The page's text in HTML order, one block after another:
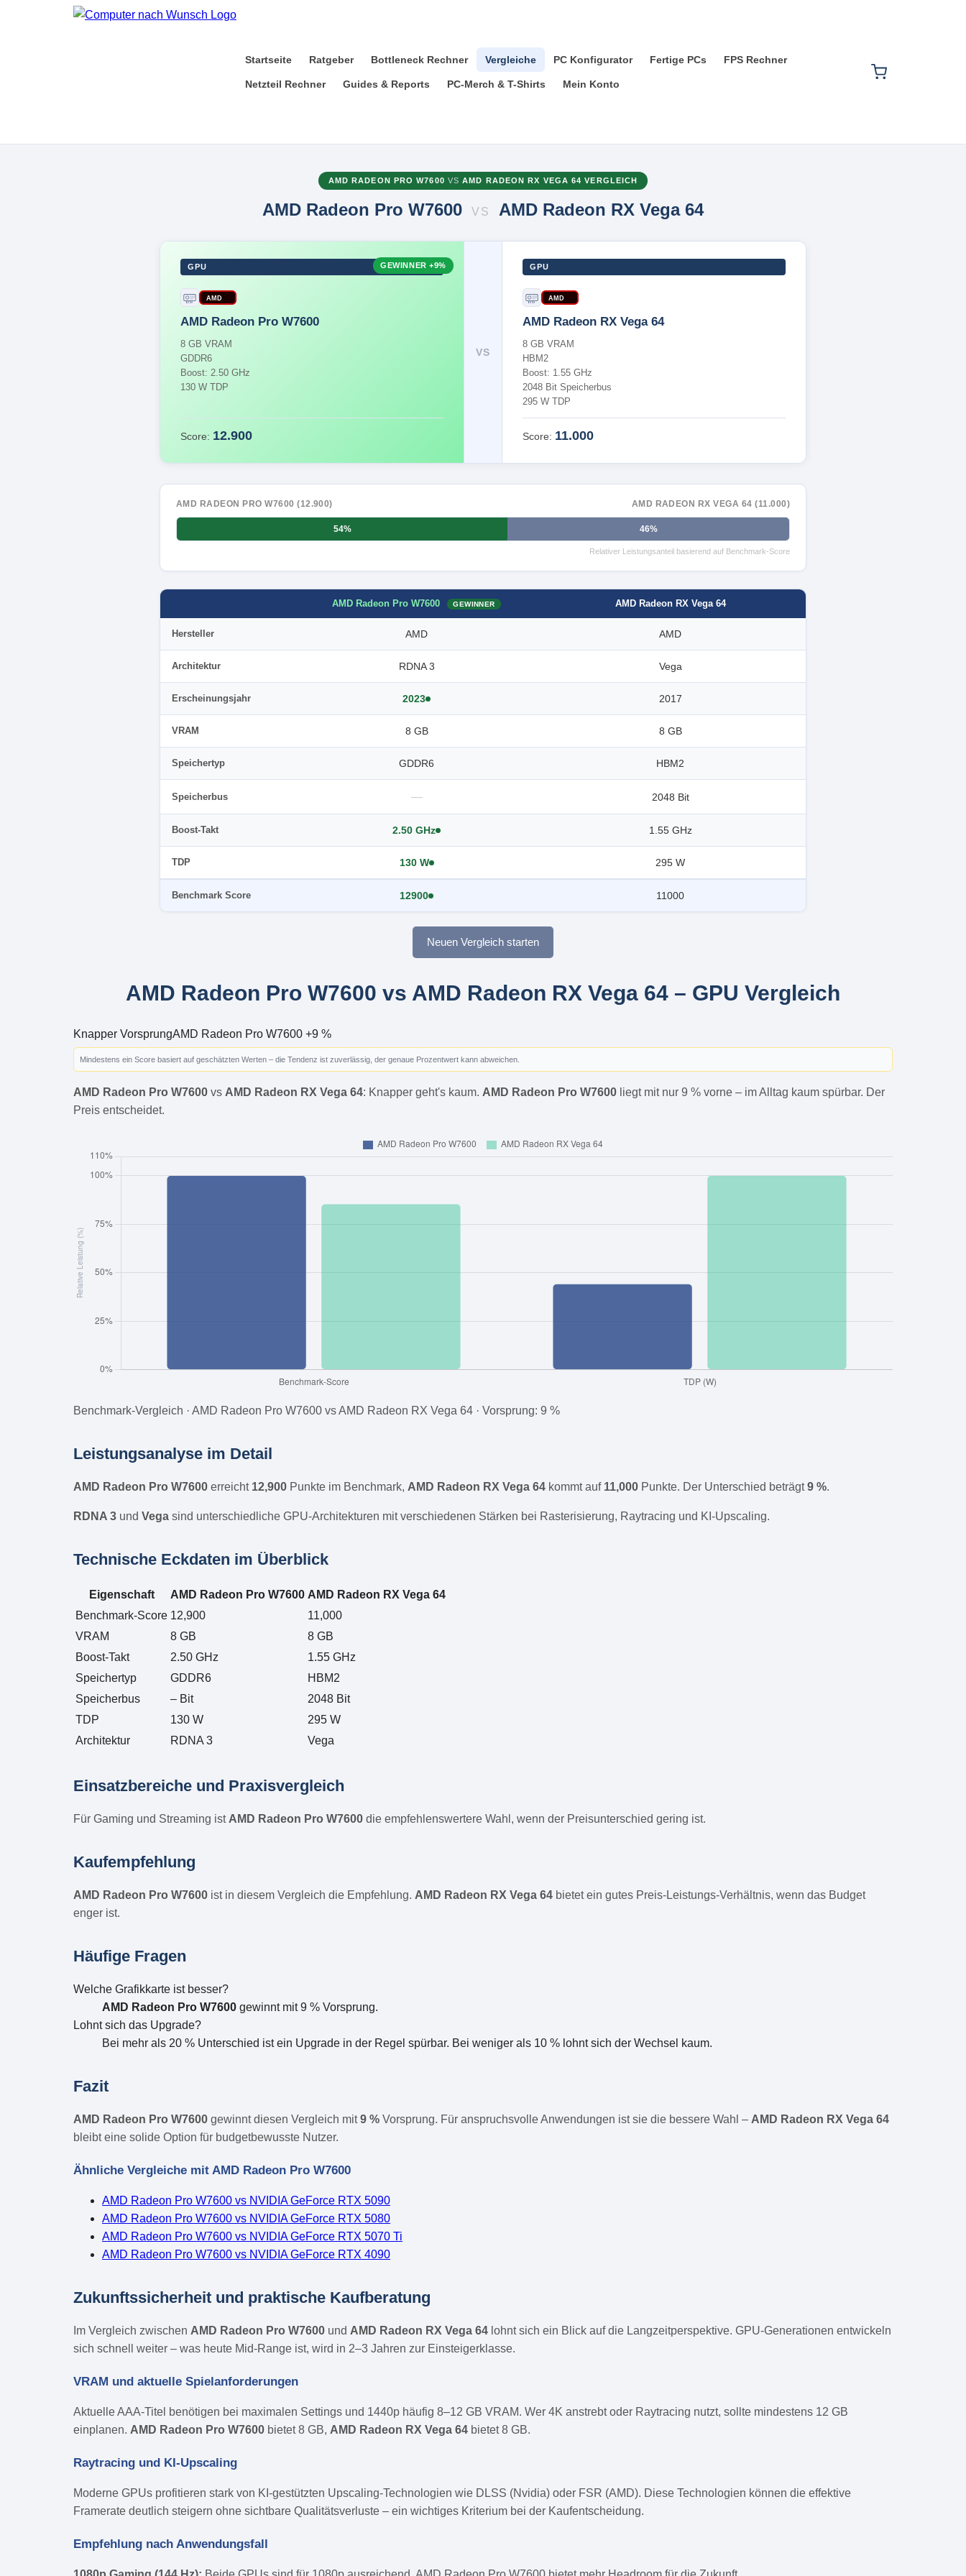
Startseite Ratgeber Bottleneck Rechner Vergleiche PC Konfigurator Fertige PCs FPS Rechner
Netzteil Rechner Guides & Reports PC-Merch & T-Shirts Mein Konto
AMD RADEON PRO W7600 VS AMD RADEON RX VEGA 64 VERGLEICH
AMD Radeon Pro W7600 VS AMD Radeon RX Vega 64
GPU
AMD
AMD Radeon Pro W7600
8 GB VRAM
GDDR6
Boost: 2.50 GHz
130 W TDP
Score: 12.900
GEWINNER+9%
VS
GPU
AMD
AMD Radeon RX Vega 64
8 GB VRAM
HBM2
Boost: 1.55 GHz
2048 Bit Speicherbus
295 W TDP
Score: 11.000
AMD RADEON PRO W7600 (12.900) AMD RADEON RX VEGA 64 (11.000)
54% 46%
Relativer Leistungsanteil basierend auf Benchmark-Score
AMD Radeon Pro W7600 GEWINNER AMD Radeon RX Vega 64
Hersteller AMD AMD
Architektur RDNA 3 Vega
Erscheinungsjahr 2023 2017
VRAM 8 GB 8 GB
Speichertyp GDDR6 HBM2
Speicherbus — 2048 Bit
Boost-Takt 2.50 GHz 1.55 GHz
TDP 130 W 295 W
Benchmark Score 12900 11000
Neuen Vergleich starten
AMD Radeon Pro W7600 vs AMD Radeon RX Vega 64 – GPU Vergleich
Knapper VorsprungAMD Radeon Pro W7600 +9 %
Mindestens ein Score basiert auf geschätzten Werten – die Tendenz ist zuverlässig, der genaue Prozentwert kann abweichen.
AMD Radeon Pro W7600 vs AMD Radeon RX Vega 64: Knapper geht's kaum. AMD Radeon Pro W7600 liegt mit nur 9 % vorne – im Alltag kaum spürbar. Der
Preis entscheidet.
Benchmark-Vergleich · AMD Radeon Pro W7600 vs AMD Radeon RX Vega 64 · Vorsprung: 9 %
Leistungsanalyse im Detail
AMD Radeon Pro W7600 erreicht 12,900 Punkte im Benchmark, AMD Radeon RX Vega 64 kommt auf 11,000 Punkte. Der Unterschied beträgt9 %.
RDNA 3 und Vega sind unterschiedliche GPU-Architekturen mit verschiedenen Stärken bei Rasterisierung, Raytracing und KI-Upscaling.
Technische Eckdaten im Überblick
Eigenschaft AMD Radeon Pro W7600 AMD Radeon RX Vega 64
Benchmark-Score 12,900
11,000
VRAM
8 GB
8 GB
Boost-Takt
2.50 GHz
1.55 GHz
Speichertyp
GDDR6
HBM2
Speicherbus
– Bit
2048 Bit
TDP
130 W
295 W
Architektur
RDNA 3 Vega
Einsatzbereiche und Praxisvergleich
Für Gaming und Streaming ist AMD Radeon Pro W7600 die empfehlenswertere Wahl, wenn der Preisunterschied gering ist.
Kaufempfehlung
AMD Radeon Pro W7600 ist in diesem Vergleich die Empfehlung. AMD Radeon RX Vega 64 bietet ein gutes Preis-Leistungs-Verhältnis, wenn das Budget
enger ist.
Häufige Fragen
Welche Grafikkarte ist besser?
AMD Radeon Pro W7600 gewinnt mit 9 % Vorsprung.
Lohnt sich das Upgrade?
Bei mehr als 20 % Unterschied ist ein Upgrade in der Regel spürbar. Bei weniger als 10 % lohnt sich der Wechsel kaum.
Fazit
AMD Radeon Pro W7600 gewinnt diesen Vergleich mit9 % Vorsprung. Für anspruchsvolle Anwendungen ist sie die bessere Wahl – AMD Radeon RX Vega 64
bleibt eine solide Option für budgetbewusste Nutzer.
Ähnliche Vergleiche mit AMD Radeon Pro W7600
AMD Radeon Pro W7600 vs NVIDIA GeForce RTX 5090
AMD Radeon Pro W7600 vs NVIDIA GeForce RTX 5080
AMD Radeon Pro W7600 vs NVIDIA GeForce RTX 5070 Ti
AMD Radeon Pro W7600 vs NVIDIA GeForce RTX 4090
Zukunftssicherheit und praktische Kaufberatung
Im Vergleich zwischen AMD Radeon Pro W7600 und AMD Radeon RX Vega 64 lohnt sich ein Blick auf die Langzeitperspektive. GPU-Generationen entwickeln
sich schnell weiter – was heute Mid-Range ist, wird in 2–3 Jahren zur Einsteigerklasse.
VRAM und aktuelle Spielanforderungen
Aktuelle AAA-Titel benötigen bei maximalen Settings und 1440p häufig 8–12 GB VRAM. Wer 4K anstrebt oder Raytracing nutzt, sollte mindestens 12 GB
einplanen. AMD Radeon Pro W7600 bietet 8 GB, AMD Radeon RX Vega 64 bietet 8 GB.
Raytracing und KI-Upscaling
Moderne GPUs profitieren stark von KI-gestützten Upscaling-Technologien wie DLSS (Nvidia) oder FSR (AMD). Diese Technologien können die effektive
Framerate deutlich steigern ohne sichtbare Qualitätsverluste – ein wichtiges Kriterium bei der Kaufentscheidung.
Empfehlung nach Anwendungsfall